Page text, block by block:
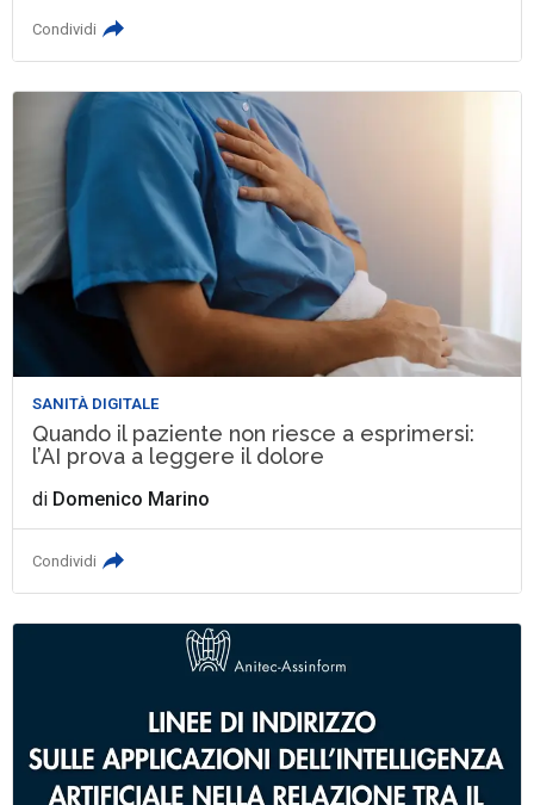
Condividi
SANITÀ DIGITALE
Quando il paziente non riesce a esprimersi:
l’AI prova a leggere il dolore
di Domenico Marino
Condividi